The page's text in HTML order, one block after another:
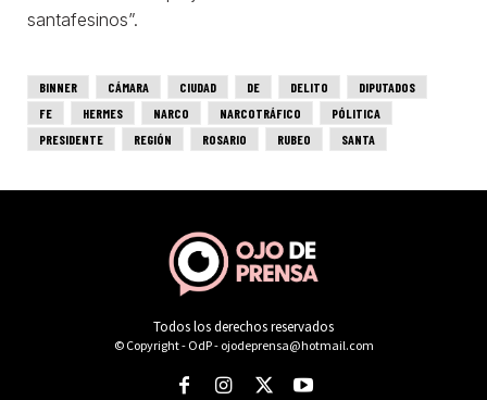
Todos los derechos reservados
© Copyright - OdP - ojodeprensa@hotmail.com